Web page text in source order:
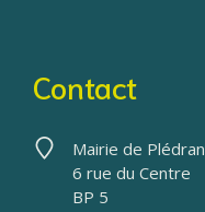
Contact
Mairie de Plédran
6 rue du Centre
BP 5